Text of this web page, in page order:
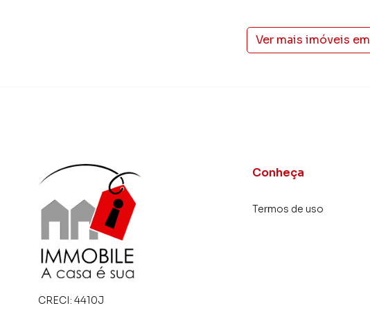
Ver mais imóveis em
CRECI: 4410J
Conheça
Termos de uso